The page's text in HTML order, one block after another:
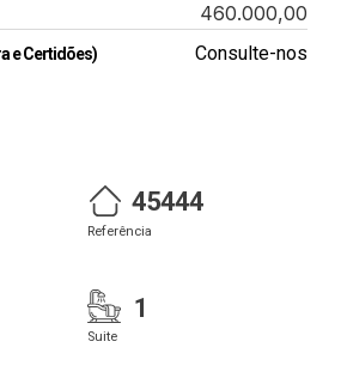
460.000,00
e Certidões) Consulte-nos
45444
Referência
1
Suite